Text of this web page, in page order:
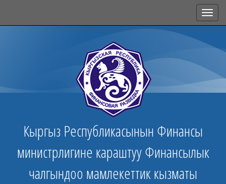
Кыргыз Республикасынын Финансы
министрлигине караштуу Финансылык
чалгындоо мамлекеттик кызматы